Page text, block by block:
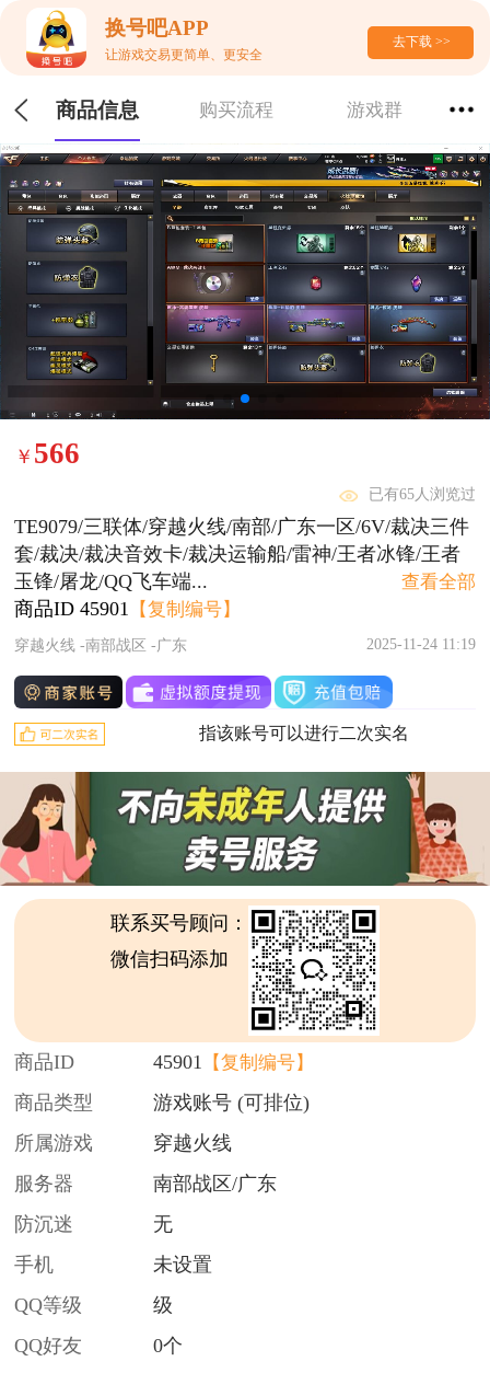
换号吧APP
让游戏交易更简单、更安全
去下载 >>
商品信息 购买流程 游戏群
￥ 566
已有65人浏览过
TE9079/三联体/穿越火线/南部/广东一区/6V/裁决三件
套/裁决/裁决音效卡/裁决运输船/雷神/王者冰锋/王者
玉锋/屠龙/QQ飞车端...
查看全部
商品ID 45901 【复制编号】
穿越火线 -南部战区 -广东 2025-11-24 11:19
指该账号可以进行二次实名
联系买号顾问：
微信扫码添加
商品ID 45901 【复制编号】
商品类型
游戏账号 (可排位)
所属游戏
穿越火线
服务器
南部战区/广东
防沉迷
无
手机
未设置
QQ等级
级
QQ好友
0个